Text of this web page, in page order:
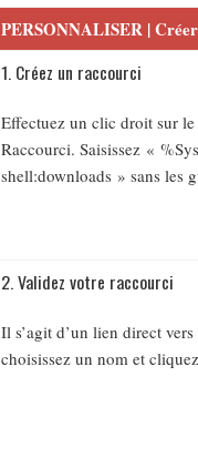
PERSONNALISER |
1. Créez un raccourci
Effectuez un clic droit sur
Raccourci. Saisissez «
shell:downloads » sans les
2. Validez votre raccourci
Il s’agit d’un lien direct
choisissez un nom et